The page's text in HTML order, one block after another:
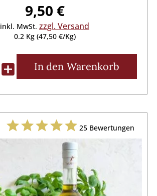
9,50 €
inkl. MwSt. zzgl. Versand
0.2 Kg (47,50 €/Kg)
In den Warenkorb
25Bewertungen